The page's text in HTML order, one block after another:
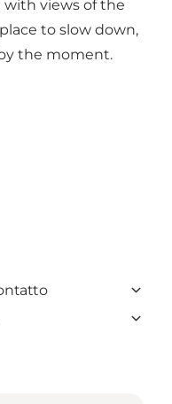
views of the
to slow down,
the moment.